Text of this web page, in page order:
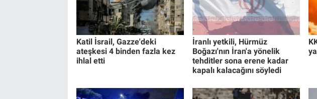
Katil İsrail, Gazze'deki
ateşkesi 4 binden fazla kez
ihlal etti
İranlı yetkili, Hürmüz
Boğazı'nın İran'a yönelik
tehditler sona erene kadar
kapalı kalacağını söyledi